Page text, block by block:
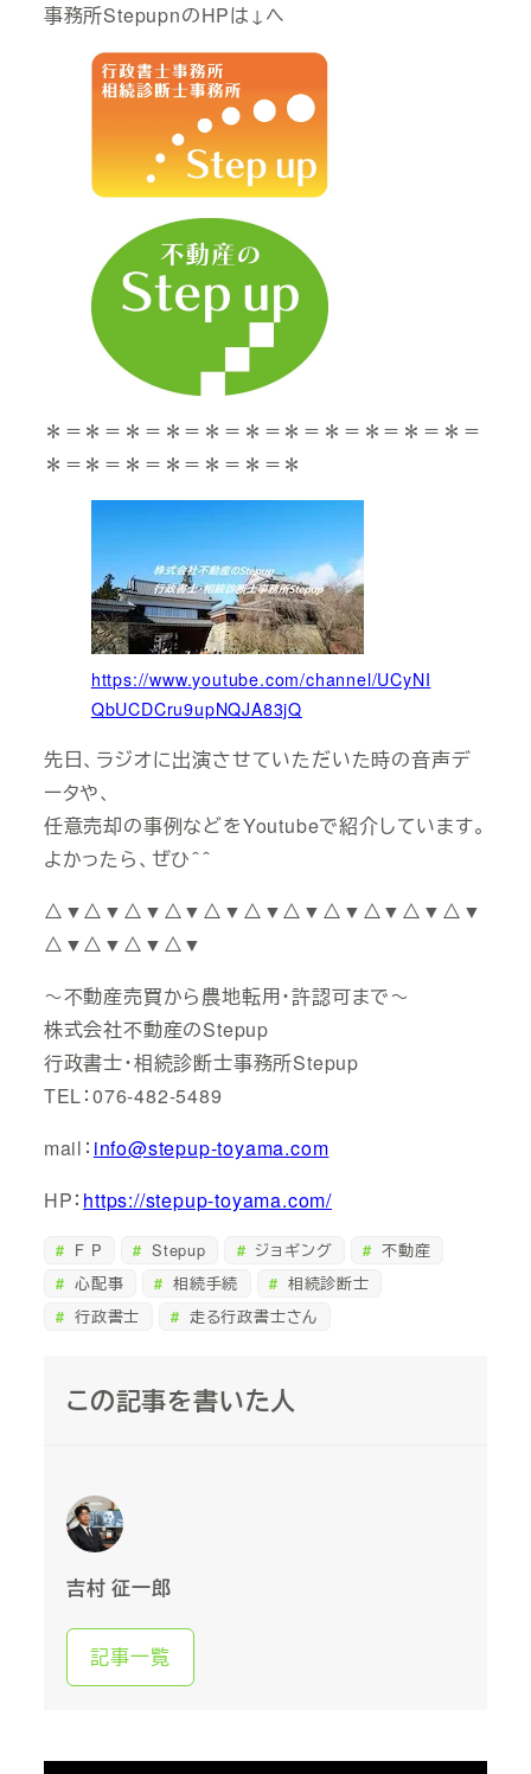
事務所StepupnのHPは↓へ
＊＝＊＝＊＝＊＝＊＝＊＝＊＝＊＝＊＝＊＝＊＝
＊＝＊＝＊＝＊＝＊＝＊＝＊
https://www.youtube.com/channel/UCyNI
QbUCDCru9upNQJA83jQ
先日、ラジオに出演させていただいた時の音声デ
ータや、
任意売却の事例などをYoutubeで紹介しています。
よかったら、ぜひ＾＾
△▼△▼△▼△▼△▼△▼△▼△▼△▼△▼△▼
△▼△▼△▼△▼
～不動産売買から農地転用・許認可まで～
株式会社不動産のStepup
行政書士・相続診断士事務所Stepup
TEL：076-482-5489
mail： info@stepup-toyama.com
HP： https://stepup-toyama.com/
F P Stepup ジョギング
不動産
心配事
相続手続
相続診断士
行政書士
走る行政書士さん
この記事を書いた人
吉村 征一郎
記事一覧